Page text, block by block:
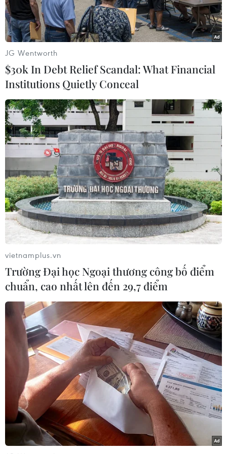
Một điệu nhảy tình tứ ngẫu hứng đôi khi có tác
dụng diệu kỳ giúp các cặp đôi làm lành sau mâu
thuẫn hiệu quả hơn bất kỳ cách làm hòa nào khác.
Play
Video
Một điệu nhảy tình tứ ngẫu hứng đôi khi có tác
dụng diệu kỳ giúp các cặp đôi làm lành sau mâu
thuẫn hiệu quả hơn bất kỳ cách làm hòa nào
khác./.
(Vietnam+)
#Học khiêu vũ
#Hạnh phúc gia đình
#Mâu thuẫn vợ chồng
#Làm lành
#Tin tức
JG Wentworth
$30k In Debt Relief Scandal: What Financial
Institutions Quietly Conceal
vietnamplus.vn
Trường Đại học Ngoại thương công bố điểm
chuẩn, cao nhất lên đến 29,7 điểm